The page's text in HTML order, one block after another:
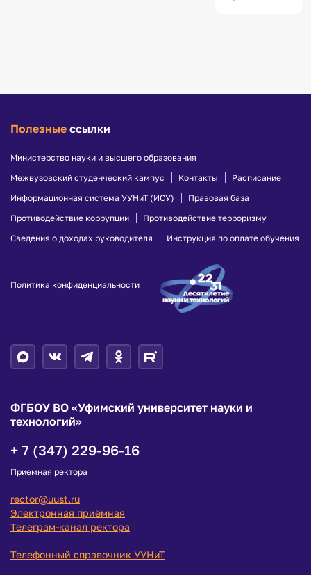
Полезные ссылки
Министерство науки и высшего образования
Межвузовский студенческий кампус
Контакты
Расписание
Информационная система УУНиТ (ИСУ)
Правовая база
Противодействие коррупции
Противодействие терроризму
Сведения о доходах руководителя
Инструкция по оплате обучения
Политика конфиденциальности
ФГБОУ ВО «Уфимский университет науки и
технологий»
+ 7 (347) 229-96-16
Приемная ректора
rector@uust.ru
Электронная приёмная
Телеграм-канал ректора
Телефонный справочник УУНиТ